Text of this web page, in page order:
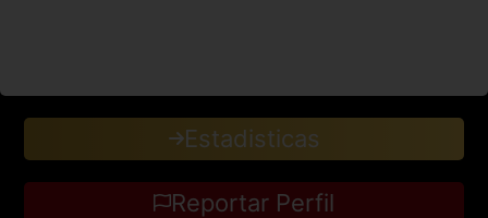
Estadisticas
Reportar Perfil